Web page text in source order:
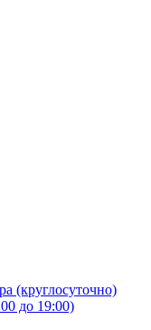
(круглосуточно)
до 19:00)